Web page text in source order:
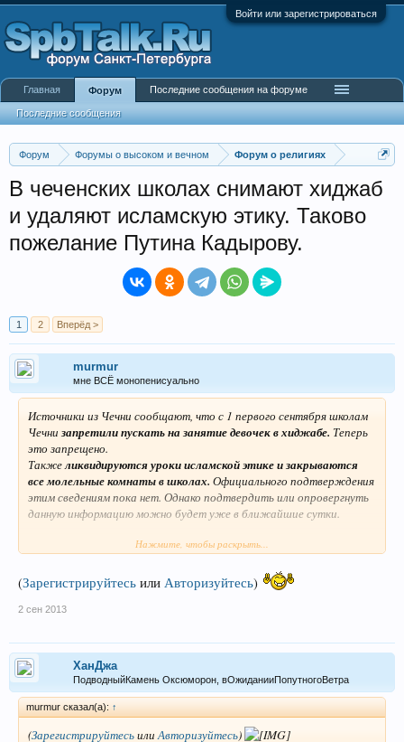
Войти или зарегистрироваться
Форум Форумы о высоком и вечном Форум о религиях
В чеченских школах снимают хиджаб
и удаляют исламскую этику. Таково
пожелание Путина Кадырову.
1 2 Вперёд >
murmur
мне ВСЁ монопенисуально
Источники из Чечни сообщают, что с 1 первого сентября школам
Чечни запретили пускать на занятие девочек в хиджабе. Теперь
это запрещено.
Такжеликвидируются уроки исламской этике и закрываются
все молельные комнаты в школах. Официального подтверждения
этим сведениям пока нет. Однако подтвердить или опровергнуть
данную информацию можно будет уже в ближайшие сутки.
Сообщается, что соответствующий приказ якобы поступил из
школах объясняют родителям, чтоэто требование лично от
Путина, которому, мол, должен подчиниться Кадыров.
Нажмите, чтобы раскрыть...
(Зарегистрируйтесь или Авторизуйтесь)
2 сен 2013
ХанДжа
ПодводныйКамень Оксюморон, вОжиданииПопутногоВетра
murmur сказал(а): ↑
(ЗарегистрируйтесьилиАвторизуйтесь)
Главная Форум
Последние сообщения
Последние сообщения на форуме